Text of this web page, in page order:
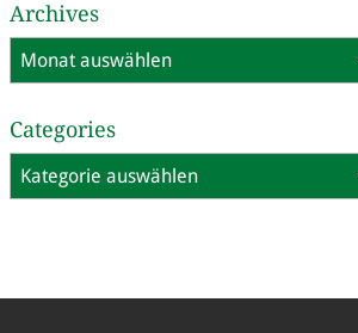
Archives
Archives
Categories
Categories